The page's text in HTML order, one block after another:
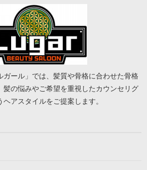
ガール」では、髪質や骨格に合わせた骨格
髪の悩みやご希望を重視したカウンセリグ
アスタイルをご提案します。